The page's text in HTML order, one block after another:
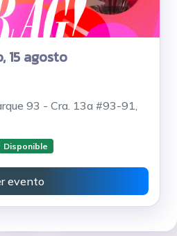
15 agosto
93 - Cra. 13a #93-91,
Disponible
evento